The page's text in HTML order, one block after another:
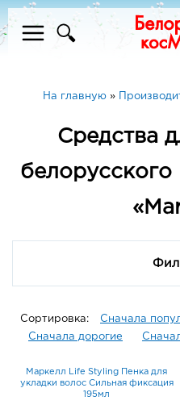
На главную»
Средства
белорусского
Сортировка: Сначала
Сначала дорогие
Маркелл Life Styling Пенка для
укладки волос Сильная фиксация
195мл